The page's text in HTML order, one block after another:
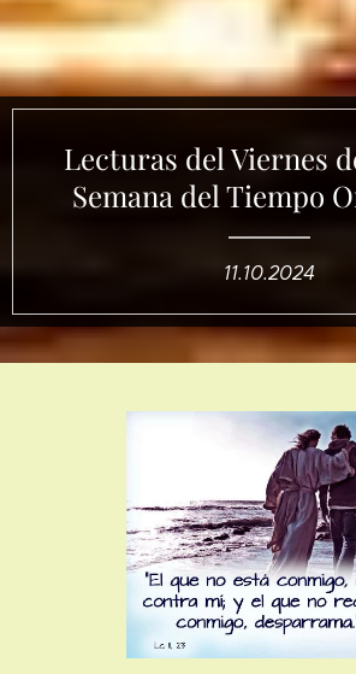
Lecturas del Viernes
Semana del Tiempo
11.10.2024